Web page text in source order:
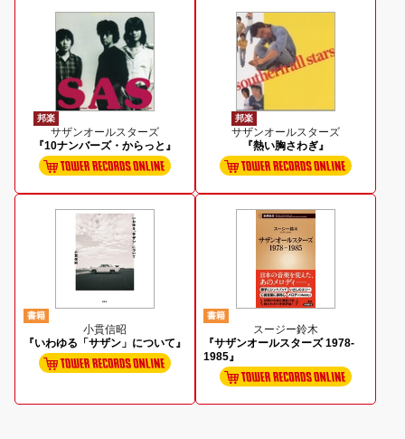
邦楽
サザンオールスターズ
『10ナンバーズ・からっと』
邦楽
サザンオールスターズ
『熱い胸さわぎ』
書籍
小貫信昭
『いわゆる「サザン」について』
書籍
スージー鈴木
『サザンオールスターズ 1978-
1985』